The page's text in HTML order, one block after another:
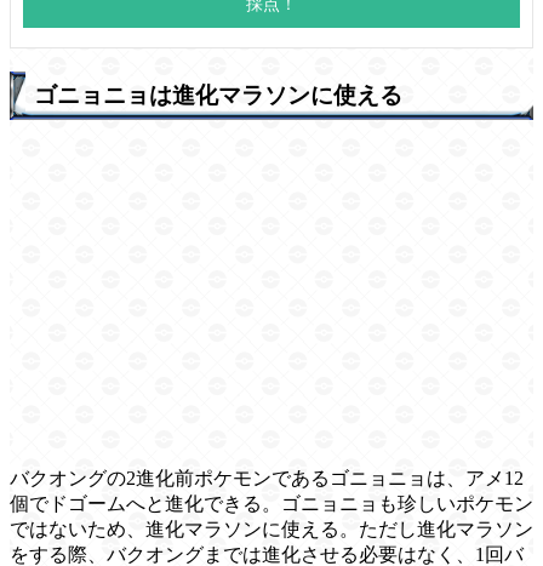
ゴニョニョは進化マラソンに使える
バクオングの2進化前ポケモンであるゴニョニョは、アメ12
個でドゴームへと進化できる。ゴニョニョも珍しいポケモン
ではないため、進化マラソンに使える。ただし進化マラソン
をする際、バクオングまでは進化させる必要はなく、1回バ